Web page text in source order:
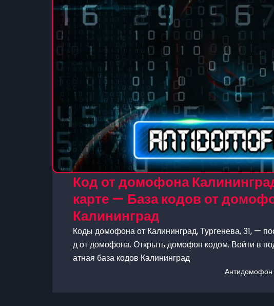
Код от домофона
карте — База кодов от
Калининград
Коды домофона от Калининград, Тургенева, 31, —
д от домофона. Открыть домофон кодом. Войти в
атная база кодов Калининград
Антидомофон